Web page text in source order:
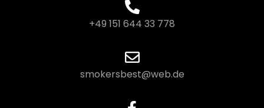
+49 151 644 33 778
smokersbest@web.de